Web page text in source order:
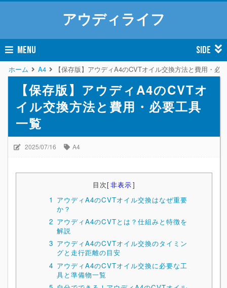
アウディライフ
MENU SIDE
ホーム A4 【保存版】アウディA4のCVTオイル交換方法と費用・必
【保存版】アウディA4のCVTオ
イル交換方法と費用・必要工具
一覧
2025/07/16 A4
目次[非表示]
1 アウディA4のCVTオイル交換はなぜ重要
か？
2 アウディA4のCVTとは？仕組みと特徴を
解説
3 アウディA4のCVTオイル交換のタイミン
グと走行距離の目安
4 アウディA4のCVTオイル交換に必要な工
具と準備物一覧